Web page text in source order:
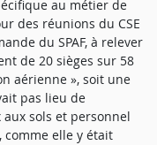
au métier de
des réunions du CSE
du SPAF, à relever
de 20 sièges sur 58
aérienne », soit une
pas lieu de
sols et personnel
comme elle y était